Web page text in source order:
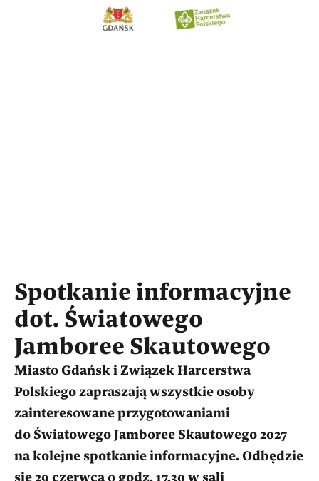
Spotkanie informacyjne
dot. Światowego
Jamboree Skautowego
Miasto Gdańsk i Związek Harcerstwa
Polskiego zapraszają wszystkie osoby
zainteresowane przygotowaniami
do Światowego Jamboree Skautowego 2027
na kolejne spotkanie informacyjne. Odbędzie
się 29 czerwca o godz. 17.30 w sali